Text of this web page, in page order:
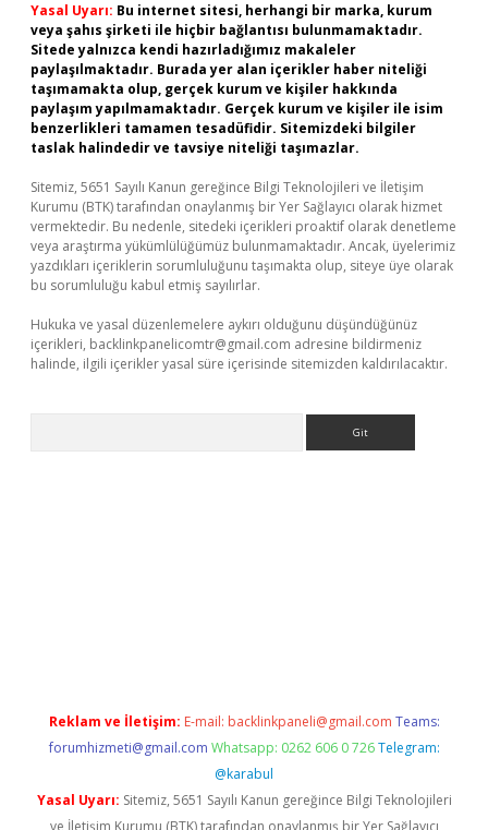
Yasal Uyarı: Bu internet sitesi, herhangi bir marka, kurum
veya şahıs şirketi ile hiçbir bağlantısı bulunmamaktadır.
Sitede yalnızca kendi hazırladığımız makaleler
paylaşılmaktadır. Burada yer alan içerikler haber niteliği
taşımamakta olup, gerçek kurum ve kişiler hakkında
paylaşım yapılmamaktadır. Gerçek kurum ve kişiler ile isim
benzerlikleri tamamen tesadüfidir. Sitemizdeki bilgiler
taslak halindedir ve tavsiye niteliği taşımazlar.
Sitemiz, 5651 Sayılı Kanun gereğince Bilgi Teknolojileri ve İletişim
Kurumu (BTK) tarafından onaylanmış bir Yer Sağlayıcı olarak hizmet
vermektedir. Bu nedenle, sitedeki içerikleri proaktif olarak denetleme
veya araştırma yükümlülüğümüz bulunmamaktadır. Ancak, üyelerimiz
yazdıkları içeriklerin sorumluluğunu taşımakta olup, siteye üye olarak
bu sorumluluğu kabul etmiş sayılırlar.
Hukuka ve yasal düzenlemelere aykırı olduğunu düşündüğünüz
içerikleri, backlinkpanelicomtr@gmail.com adresine bildirmeniz
halinde, ilgili içerikler yasal süre içerisinde sitemizden kaldırılacaktır.
Reklam ve İletişim: E-mail: backlinkpaneli@gmail.com Teams:
forumhizmeti@gmail.com Whatsapp: 0262 606 0 726 Telegram:
@karabul
Yasal Uyarı: Sitemiz, 5651 Sayılı Kanun gereğince Bilgi Teknolojileri
ve İletişim Kurumu (BTK) tarafından onaylanmış bir Yer Sağlayıcı